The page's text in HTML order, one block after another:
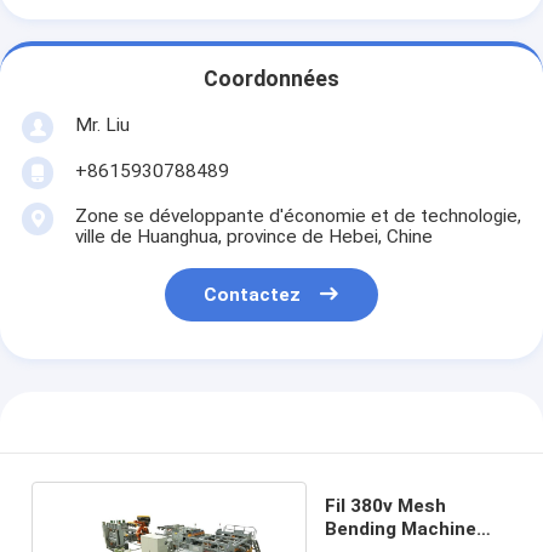
Coordonnées
Mr. Liu
+8615930788489
Zone se développante d'économie et de technologie,
ville de Huanghua, province de Hebei, Chine
Contactez
Fil 380v Mesh
Bending Machine